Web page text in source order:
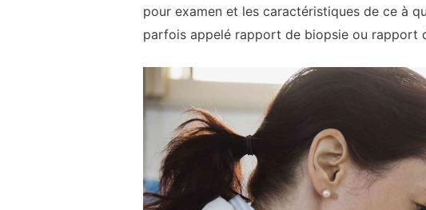
pour examen et les caractéristiques de ce à
parfois appelé rapport de biopsie ou rapport